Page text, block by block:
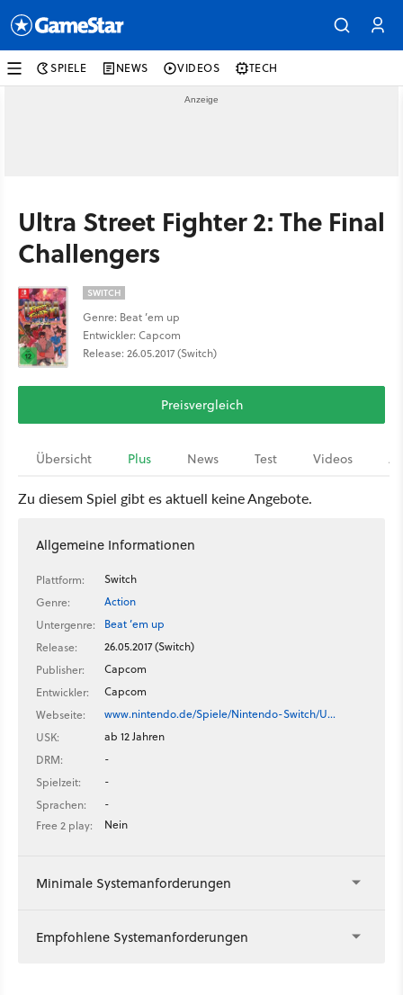
SPIELE NEWS VIDEOS TECH
Ultra Street Fighter 2: The Final
Challengers
SWITCH
Genre: Beat ’em up
Entwickler: Capcom
Release: 26.05.2017 (Switch)
Preisvergleich
Übersicht Plus News Test Videos
Zu diesem Spiel gibt es aktuell keine Angebote.
Allgemeine Informationen
Plattform:
Switch
Genre:
Action
Untergenre:
Beat ’em up
Release:
26.05.2017 (Switch)
Publisher:
Capcom
Entwickler:
Capcom
Webseite:
www.nintendo.de/Spiele/Nintendo-Switch/U…
USK:
ab 12 Jahren
DRM:
-
Spielzeit:
-
Sprachen:
-
Free 2 play:
Nein
Minimale Systemanforderungen
Empfohlene Systemanforderungen